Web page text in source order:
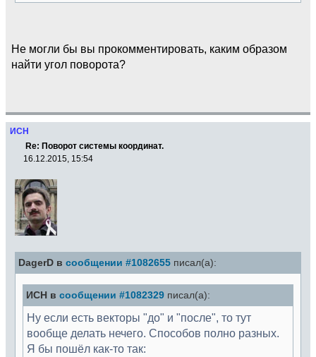
Не могли бы вы прокомментировать, каким образом
найти угол поворота?
ИСН
Re: Поворот системы координат.
16.12.2015, 15:54
DagerD в сообщении #1082655 писал(а):
ИСН в сообщении #1082329 писал(а):
Ну если есть векторы "до" и "после", то тут
вообще делать нечего. Способов полно разных.
Я бы пошёл как-то так: